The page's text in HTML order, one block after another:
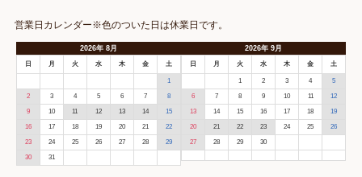
営業日カレンダー※色のついた日は休業日です。
2026年 8月
日 月 火 水 木 金 土
1
2 3 4 5 6 7 8
9 10 11 12 13 14 15
16 17 18 19 20 21 22
23 24 25 26 27 28 29
30 31
2026年9月
日 月 火 水 木 金 土
1 2 3 4 5
6 7 8 9 10 11 12
13 14 15 16 17 18 19
20 21 22 23 24 25 26
27 28 29 30